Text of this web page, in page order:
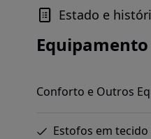
Estado e
Equipamento
Conforto e Outros
Estofos em tecido